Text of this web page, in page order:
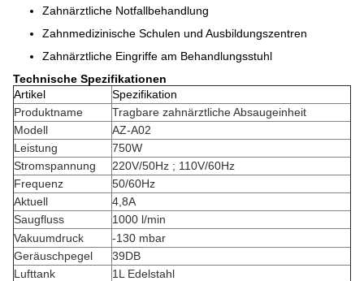
Zahnärztliche Notfallbehandlung
Zahnmedizinische Schulen und Ausbildungszentren
Zahnärztliche Eingriffe am Behandlungsstuhl
Technische Spezifikationen
Artikel
Spezifikation
Produktname
Tragbare zahnärztliche Absaugeinheit
Modell
AZ-A02
Leistung
750W
Stromspannung
220V/50Hz ; 110V/60Hz
Frequenz
50/60Hz
Aktuell
4,8A
Saugfluss
1000 l/min
Vakuumdruck
-130 mbar
Geräuschpegel
39DB
Lufttank
1L Edelstahl